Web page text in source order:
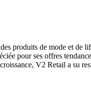
produits de mode et de
pour ses offres
V2 Retail a su